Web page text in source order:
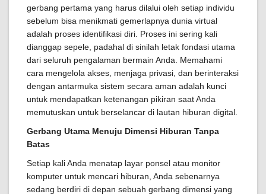
gerbang pertama yang harus dilalui oleh setiap individu
sebelum bisa menikmati gemerlapnya dunia virtual
adalah proses identifikasi diri. Proses ini sering kali
dianggap sepele, padahal di sinilah letak fondasi utama
dari seluruh pengalaman bermain Anda. Memahami
cara mengelola akses, menjaga privasi, dan berinteraksi
dengan antarmuka sistem secara aman adalah kunci
untuk mendapatkan ketenangan pikiran saat Anda
memutuskan untuk berselancar di lautan hiburan digital.
Gerbang Utama Menuju Dimensi Hiburan Tanpa
Batas
Setiap kali Anda menatap layar ponsel atau monitor
komputer untuk mencari hiburan, Anda sebenarnya
sedang berdiri di depan sebuah gerbang dimensi yang